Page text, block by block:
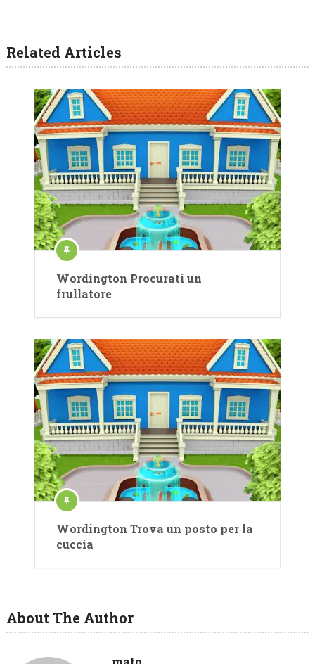
Related Articles
Wordington Procurati un
frullatore
Wordington Trova un posto per la
cuccia
About The Author